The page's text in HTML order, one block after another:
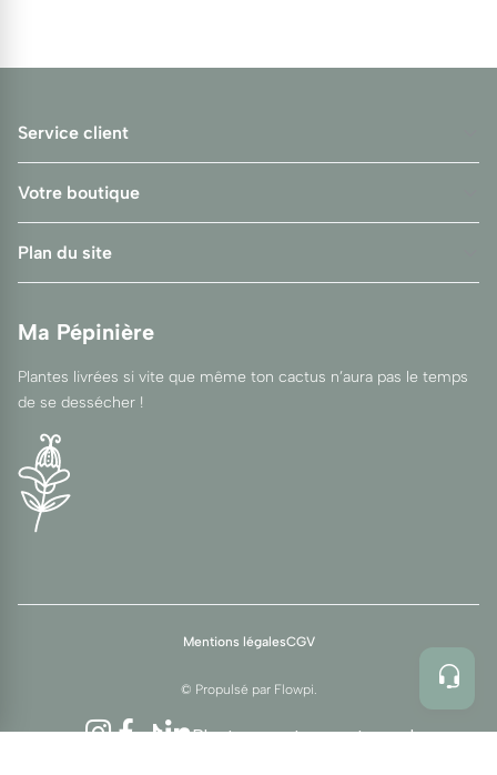
Service client
Votre boutique
Plan du site
Ma Pépinière
Plantes livrées si vite que même ton cactus n’aura pas le temps
de se dessécher !
Mentions légalesCGV
© Propulsé par Flowpi.
Instagram
Facebook
TikTokLinkedIn
Plantez, postez, partagez !